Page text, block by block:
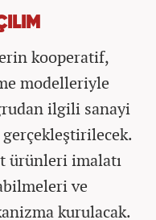
kooperatif,
modelleriyle
ilgili sanayi
ürünleri imalatı
ve
kurulacak.